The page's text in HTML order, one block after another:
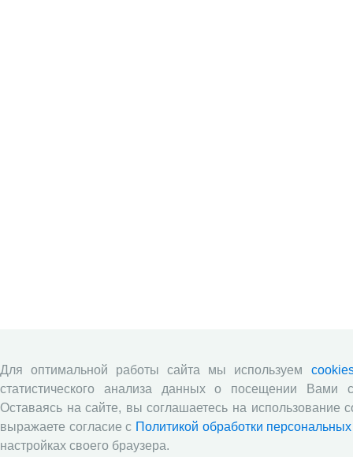
Для оптимальной работы сайта мы используем
статистического анализа данных о посещении Вами
Оставаясь на сайте, вы соглашаетесь на использование
выражаете согласие с Политикой обработки
настройках своего браузера.